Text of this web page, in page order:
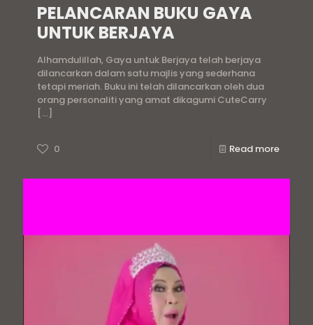
PELANCARAN BUKU GAYA
UNTUK BERJAYA
Alhamdulillah, Gaya untuk Berjaya telah berjaya
dilancarkan dalam satu majlis yang sederhana
tetapi meriah. Buku ini telah dilancarkan oleh dua
orang personaliti yang amat dikagumi CuteCarry
[…]
0 Read more